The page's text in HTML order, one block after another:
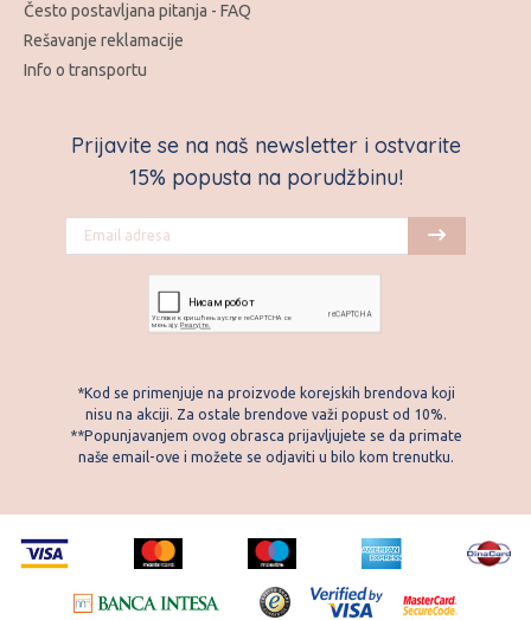
Prijavite se na naš newsletter i ostvarite
15% popusta na porudžbinu!
*Kod se primenjuje na proizvode korejskih brendova koji
nisu na akciji. Za ostale brendove važi popust od 10%.
**Popunjavanjem ovog obrasca prijavljujete se da primate
naše email-ove i možete se odjaviti u bilo kom trenutku.
Često postavljana pitanja - FAQ
Rešavanje reklamacije
Info o transportu